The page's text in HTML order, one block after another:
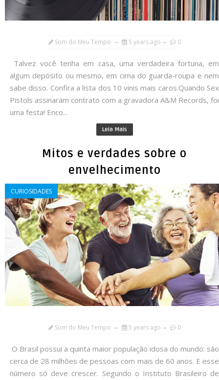
Som do Meu Tempo 5 years ago 0
Talvez você tenha em casa, uma verdadeira fortuna, em
algum depósito ou mesmo, em cima do guarda-roupa e nem
sabe disso. Confira a lista dos 10 vinis mais caros.Quando Sex
Pistols assinaram contrato com a gravadora A&M Records, foi
uma festa! Enco...
Leia Mais
Mitos e verdades sobre o
envelhecimento
CURIOSIDADES
Som do Meu Tempo 5 years ago 0
O Brasil possui a quinta maior população idosa do mundo: são
cerca de 28 milhões de pessoas com mais de 60 anos. E esse
número só deve crescer. Segundo o Instituto Brasileiro de